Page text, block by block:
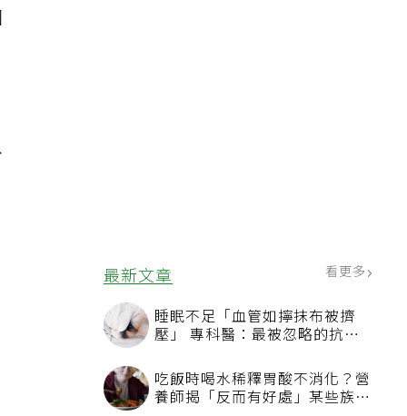
最新文章 看更多
睡眠不足「血管如擰抹布被擠
壓」 專科醫：最被忽略的抗老
吃飯時喝水稀釋胃酸不消化？營
養師揭「反而有好處」某些族群